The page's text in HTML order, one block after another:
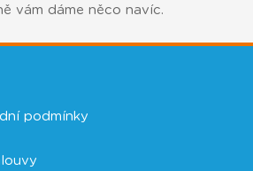
vám dáme něco navíc.
podmínky